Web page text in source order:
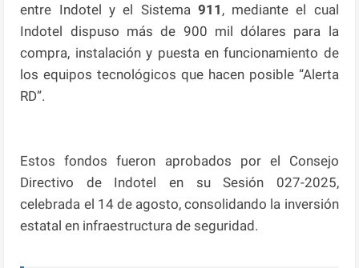
entre Indotel y el Sistema 911 , mediante el cual
Indotel dispuso más de 900 mil dólares para la
compra, instalación y puesta en funcionamiento de
los equipos tecnológicos que hacen posible “Alerta
RD”.
Estos fondos fueron aprobados por el Consejo
Directivo de Indotel en su Sesión 027-2025,
celebrada el 14 de agosto, consolidando la inversión
estatal en infraestructura de seguridad.